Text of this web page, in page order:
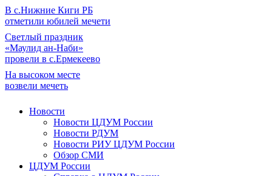
В с.Нижние Киги РБ
отметили юбилей мечети
Светлый праздник
«Маулид ан-Наби»
провели в с.Ермекеево
На высоком месте
возвели мечеть
Новости
Новости ЦДУМ России
Новости РДУМ
Новости РИУ ЦДУМ России
Обзор СМИ
ЦДУМ России